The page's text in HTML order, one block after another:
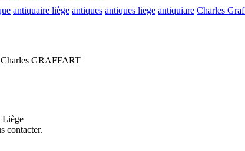
antiquaire liège antiques antiques liege antiquiare Charles
Charles GRAFFART
Liège
contacter.